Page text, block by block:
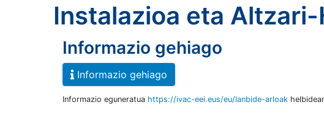
Instalazioa eta
Informazio gehiago
Informazio gehiago
Informazio eguneratua https://ivac-eei.eus/eu/lanbide-arloak